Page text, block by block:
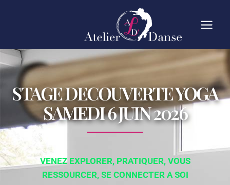
STAGE DECOUVERTE YOGA
SAMEDI 6 JUIN 2026
VENEZ EXPLORER, PRATIQUER, VOUS
RESSOURCER, SE CONNECTER A SOI